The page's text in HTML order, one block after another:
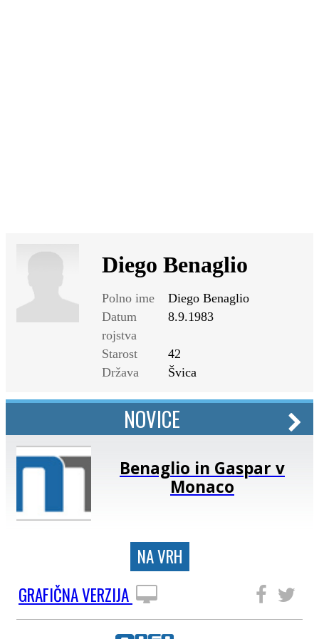
Diego Benaglio
Polno ime
Diego Benaglio
Datum
rojstva
8.9.1983
Starost
42
Država
Švica
NOVICE
Benaglio in Gaspar v
Monaco
NA VRH
GRAFIČNA VERZIJA